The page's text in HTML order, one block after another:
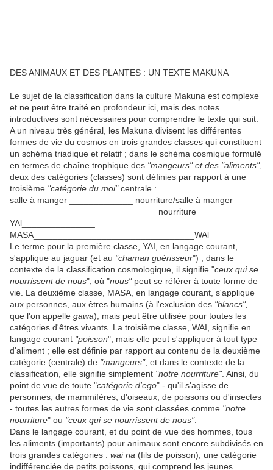
DES ANIMAUX ET DES PLANTES : UN TEXTE MAKUNA
Le sujet de la classification dans la culture Makuna est complexe
et ne peut être traité en profondeur ici, mais des notes
introductives sont nécessaires pour comprendre le texte qui suit.
A un niveau très général, les Makuna divisent les différentes
formes de vie du cosmos en trois grandes classes qui constituent
un schéma triadique et relatif ; dans le schéma cosmique formulé
en termes de chaîne trophique des "mangeurs" et des "aliments",
deux des catégories (classes) sont définies par rapport à une
troisième "catégorie du moi"centrale :
salle à manger _____________ nourriture/salle à manger
______________________________ nourriture
YAl_______________
MASA_________________________________WAl
Le terme pour la première classe, YAI, en langage courant,
s'applique au jaguar (et au "chaman guérisseur") ; dans le
contexte de la classification cosmologique, il signifie "ceux qui se
nourrissent de nous", où "nous"peut se référer à toute forme de
vie. La deuxième classe, MASA, en langage courant, s'applique
aux personnes, aux êtres humains (à l'exclusion des "blancs",
que l'on appelle gawa), mais peut être utilisée pour toutes les
catégories d'êtres vivants. La troisième classe, WAI, signifie en
langage courant "poisson", mais elle peut s'appliquer à tout type
d'aliment ; elle est définie par rapport au contenu de la deuxième
catégorie (centrale) de "mangeurs", et dans le contexte de la
classification, elle signifie simplement "notre nourriture". Ainsi, du
point de vue de toute "catégorie d'ego" - qu'il s'agisse de
personnes, de mammifères, d'oiseaux, de poissons ou d'insectes
- toutes les autres formes de vie sont classées comme "notre
nourriture" ou "ceux qui se nourrissent de nous".
Dans le langage courant, et du point de vue des hommes, tous
les aliments (importants) pour animaux sont encore subdivisés en
trois grandes catégories : wai ria (fils de poisson), une catégorie
indifférenciée de petits poissons, qui comprend les jeunes